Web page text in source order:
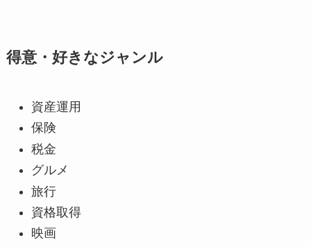
得意・好きなジャンル
資産運用
保険
税金
グルメ
旅行
資格取得
映画